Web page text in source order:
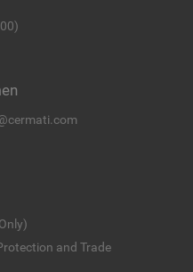
and Trade